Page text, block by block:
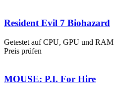
Resident Evil 7 Biohazard
Getestet auf CPU, GPU und RAM
Preis prüfen
MOUSE: P.I. For Hire